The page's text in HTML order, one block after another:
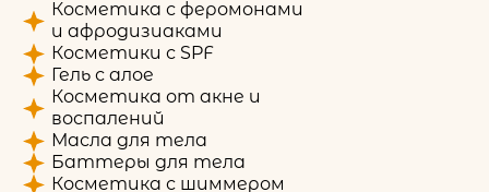
Косметика с феромонами
и афродизиаками
Косметики с SPF
Гель с алое
Косметика от акне и
воспалений
Масла для тела
Баттеры для тела
Косметика с шиммером